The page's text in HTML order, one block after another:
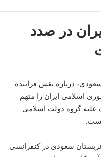
در صدد
درباره نقش فزاینده
اسلامی ایران را متهم
علیه گروه دولت اسلامی
سعودی در کنفرانسی